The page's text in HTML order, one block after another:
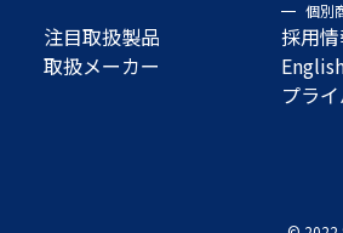
個別
注目取扱製品
取扱メーカー
採用
プラ